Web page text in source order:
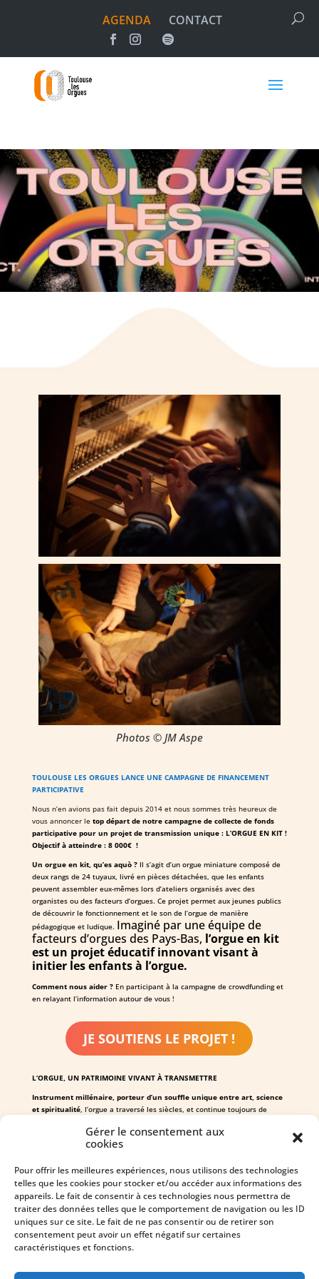
Gérer le consentement aux
cookies
Pour offrir les meilleures expériences, nous utilisons des technologies
telles que les cookies pour stocker et/ou accéder aux informations des
appareils. Le fait de consentir à ces technologies nous permettra de
traiter des données telles que le comportement de navigation ou les ID
uniques sur ce site. Le fait de ne pas consentir ou de retirer son
consentement peut avoir un effet négatif sur certaines
caractéristiques et fonctions.
AGENDA CONTACT
Photos © JM Aspe
TOULOUSE LES ORGUES LANCE UNE CAMPAGNE DE FINANCEMENT
PARTICIPATIVE
Nous n’en avions pas fait depuis 2014 et nous sommes très heureux de
vous annoncer le top départ de notre campagne de collecte de fonds
participative pour un projet de transmission unique : L’ORGUE EN KIT !
Objectif à atteindre : 8 000€ !
Un orgue en kit, qu’es aquò ? Il s’agit d’un orgue miniature composé de
deux rangs de 24 tuyaux, livré en pièces détachées, que les enfants
peuvent assembler eux-mêmes lors d’ateliers organisés avec des
organistes ou des facteurs d’orgues. Ce projet permet aux jeunes publics
de découvrir le fonctionnement et le son de l’orgue de manière
pédagogique et ludique. Imaginé par une équipe de
facteurs d’orgues des Pays-Bas, l’orgue en kit
est un projet éducatif innovant visant à
initier les enfants à l’orgue.
Comment nous aider ? En participant à la campagne de crowdfunding et
en relayant l’information autour de vous !
JE SOUTIENS LE PROJET !
L’ORGUE, UN PATRIMOINE VIVANT À TRANSMETTRE
Instrument millénaire, porteur d’un souffle unique entre art, science
et spiritualité, l’orgue a traversé les siècles, et continue toujours de
Toulouse et l’Occitanie possèdent l’un des plus riches patrimoines
savoir-faire doit être préservé et transmis aux nouvelles générations.
DEVENEZ PASSEUR DE CE PATRIMOINE !